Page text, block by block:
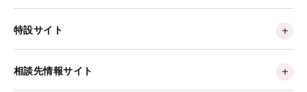
特設サイト
相談先情報サイト